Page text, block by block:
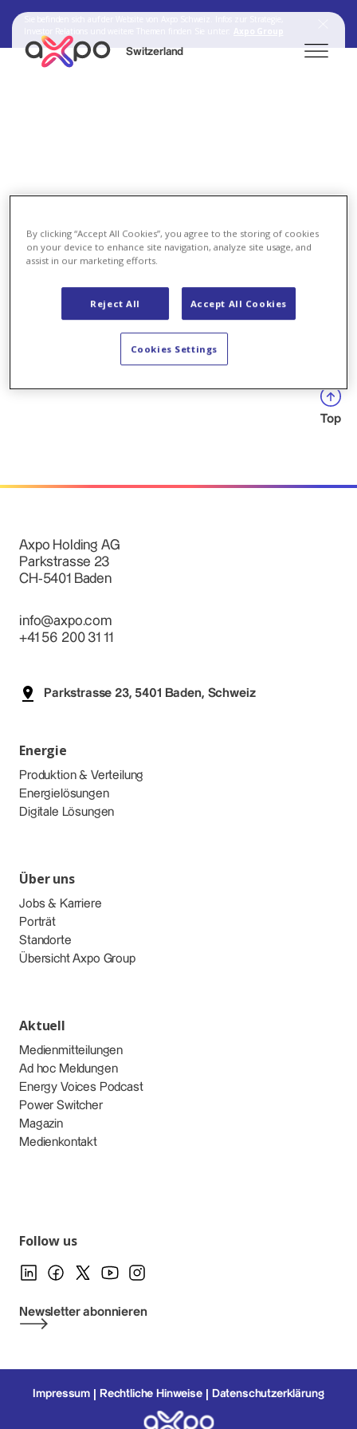
Switzerland
Axpo Group
2025
Top
Axpo Holding AG
Parkstrasse 23
CH-5401 Baden
info@axpo.com
+41 56 200 31 11
Parkstrasse 23, 5401 Baden, Schweiz
Energie
Produktion & Verteilung
Energielösungen
Digitale Lösungen
Über uns
Jobs & Karriere
Porträt
Standorte
Übersicht Axpo Group
Aktuell
Medienmitteilungen
Ad hoc Meldungen
Energy Voices Podcast
Power Switcher
Magazin
Medienkontakt
Follow us
Newsletter abonnieren
Impressum Rechtliche Hinweise Datenschutzerklärung
By clicking “Accept All Cookies”, you agree to the storing of cookies
on your device to enhance site navigation, analyze site usage, and
assist in our marketing efforts.
Reject All Accept All Cookies
Cookies Settings